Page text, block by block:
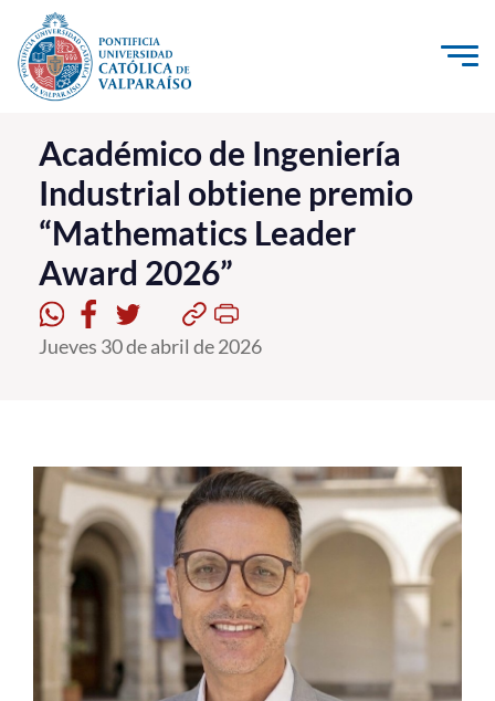
Click acá para ir directamente al contenido
La Universidad
Investigación, Creación e Innovación
PUCV Internacional
Vinculación con el Medio
Admisión
Formación Continua
Estudiantes
Académicos
Funcionarios
Alumni
Académico de Ingeniería
Industrial obtiene premio
“Mathematics Leader
Award 2026”
Jueves 30 de abril de 2026